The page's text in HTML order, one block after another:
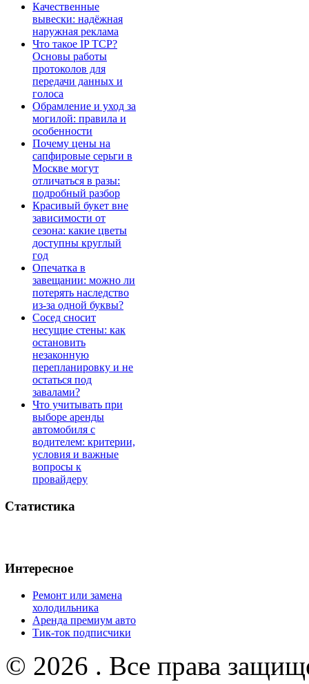
Качественные
вывески: надёжная
наружная реклама
Что такое IP TCP?
Основы работы
протоколов для
передачи данных и
голоса
Обрамление и уход за
могилой: правила и
особенности
Почему цены на
сапфировые серьги в
Москве могут
отличаться в разы:
подробный разбор
Красивый букет вне
зависимости от
сезона: какие цветы
доступны круглый
год
Опечатка в
завещании: можно ли
потерять наследство
из-за одной буквы?
Сосед сносит
несущие стены: как
остановить
незаконную
перепланировку и не
остаться под
завалами?
Что учитывать при
выборе аренды
автомобиля с
водителем: критерии,
условия и важные
вопросы к
провайдеру
Статистика
Интересное
Ремонт или замена
холодильника
Аренда премиум авто
Тик-ток подписчики
© 2026 . Все права